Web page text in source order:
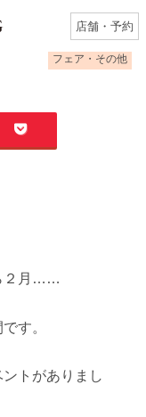
店舗・予約
フェア・その他
２月……
す。
トがありまし